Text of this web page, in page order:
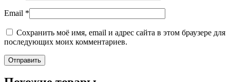
Email *
Сохранить моё имя, email и адрес сайта в этом браузере для
последующих моих комментариев.